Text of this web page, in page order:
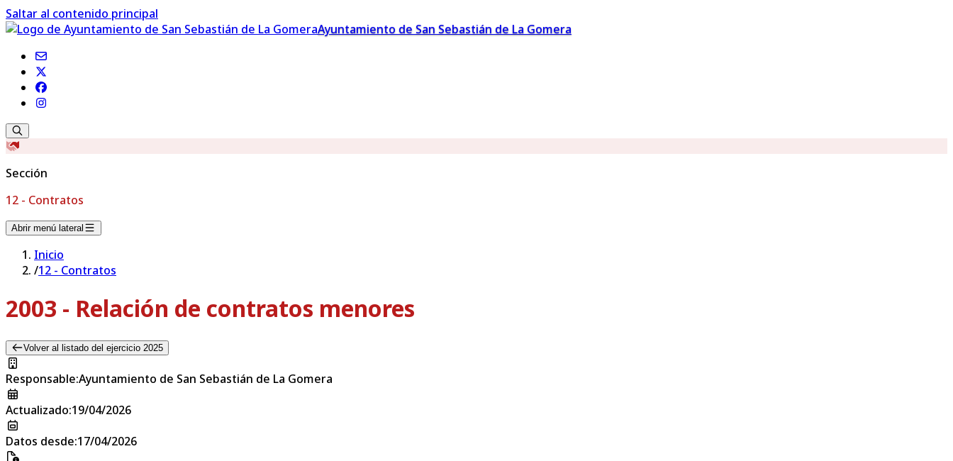
Saltar al contenido principal
Ayuntamiento de San Sebastián de La Gomera
Sección
12 - Contratos
Abrir menú lateral
Inicio
/12 - Contratos
2003 - Relación de contratos menores
Volver al listado del ejercicio 2025
Responsable:Ayuntamiento de San Sebastián de La Gomera
Actualizado:19/04/2026
Datos desde:17/04/2026